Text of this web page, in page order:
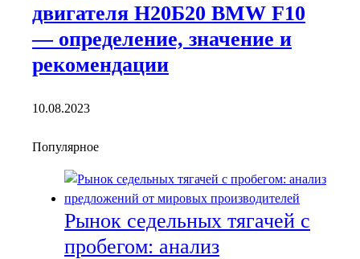
двигателя Н20Б20 BMW F10
— определение, значение и
рекомендации
10.08.2023
Популярное
Рынок седельных тягачей с
пробегом: анализ